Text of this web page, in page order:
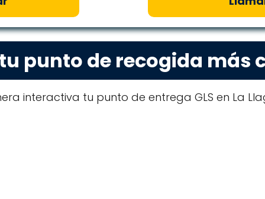
punto de recogida más
interactiva tu punto de entrega GLS en La